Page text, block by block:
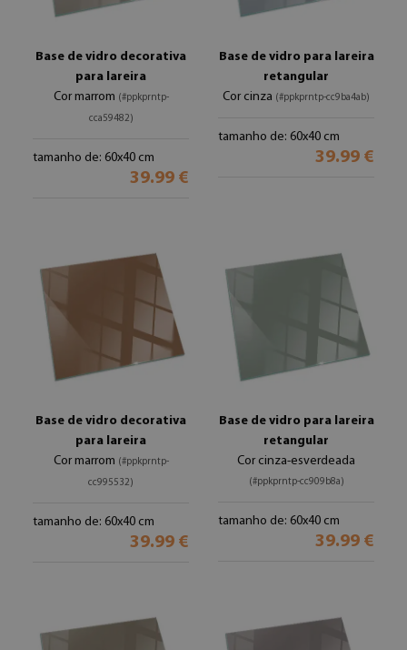
Base de vidro decorativa
para lareira
Cor marrom (#ppkprntp-
cca59482)
tamanho de: 60x40 cm
39.99 €
Base de vidro para lareira
retangular
Cor cinza (#ppkprntp-cc9ba4ab)
tamanho de: 60x40 cm
39.99 €
Base de vidro decorativa
para lareira
Cor marrom (#ppkprntp-
cc995532)
tamanho de: 60x40 cm
39.99 €
Base de vidro para lareira
retangular
Cor cinza-esverdeada
(#ppkprntp-cc909b8a)
tamanho de: 60x40 cm
39.99 €